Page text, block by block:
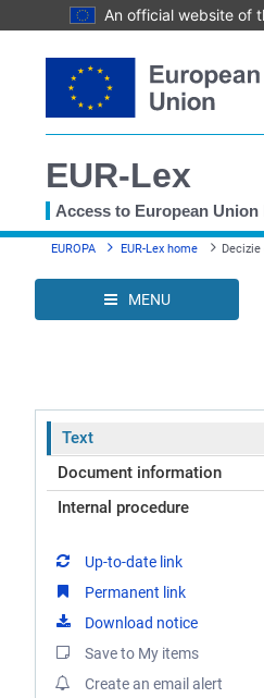
An official website of
to
content
EUR-Lex
Access to European Union
You
here
EUROPA EUR-Lex home Decizie
MENU
Text
Document information
Internal procedure
Up-to-date link
Permanent link
Download notice
Save to My items
Create an email alert